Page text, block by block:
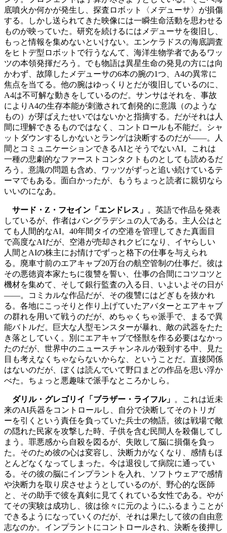
底噴火か何かが発生し、探査ロボット〈メデューサ〉が損傷
する。しかし送られてきた映像には一瞬生命活動を思わせる
ものが映っていた。研究を続けるにはメデューサを復旧し、
もっと情報を集めないといけない。エンケラドスの海底調査
をヒトデ型ロボットで行うなんて、海洋生物学者であるワッ
ツの本領発揮だろう。でも物語は異星生命の発見の方には向
かわず、故障したメデューサの6本の腕の1つ、A4の異常に
焦点を当てる。他の腕はゆっくりとだが復旧しているのに、
A4は不可解な動きをしているのだ。サンサはそれを、事故
によりA4の生存本能が刺激されて創発的に意識（のような
もの）が芽ばえたせいではないかと指摘する。だがそれは人
間に理解できるものではなく、コントロールも不能だ。シャ
ットダウンするしかないとランゲは決断するのだが――。人
間とコミュニケーションできるAIとそうでないAI。これは
一種の悲劇的なファーストコンタクトものとしても読めるだ
ろう。意識の問題も含め、ワッツがずっと追い続けているテ
ーマでもある。面白かったが、もうちょっと読者に親切なら
いいのになあ。
サード・Z・フセイン「エンドレス」 。英語で作品を発表
しているが、作者はバングラデシュの人である。主人公はと
ても人間的なAI。40年間タイの空港を管理してきた真面目
で高度なAIだが、空港が売却されクビになり、イヤらしい
人間とAIの株主にお情けでずっと格下の仕事を与えられ
る。廃車寸前のエアキャブ20万台の航空管制の仕事だ。彼は
その悪徳資本家たちに復讐を誓い、仕事の合間にコツコツと
機材を集めて、そして銀行監査の入る日、いよいよその日が
――。コミカルな作品だが、その復讐にはどぎもを抜かれ
る。各地にこっそりと作り上げていたアバターとエアキャブ
の群れを用いて戦うのだが、めちゃくちゃ派手で、まるで異
能バトルだ。巨大な人型モンスターが暴れ、敵の武器をたた
き落としていく。別にエアキャブで怪獣を作る必要はなかっ
たのだが、世界中のニュースチャンネルが殺到する中、見た
目も考えなくちゃならないからな、ということだ。直接関係
はないのだが、ぼくは読んでいて野口まどの作品を思い浮か
べた。ちょっと悪趣味で派手なところかしら。
ダリル・グレゴリイ「ブラザー・ライフル」 。これは近未
来のAI兵器をコントロールし、自分で決断してそのトリガ
ーを引くという責任を負っていた兵士の物語。彼は戦場で敵
の隠れた民家を攻撃した時、子供を含む民間人を殺傷してし
まう。罪悪感から自殺を図るが、失敗して脳に損傷を負っ
た。そのため彼の心は変容し、決断力がなくなり、感情もほ
とんどなくなってしまった。今は退役して病院に通ってい
る。その彼の脳にインプラントを入れ、ソフトウェアで感情
や決断力を取り戻させようとしているのが、野心的な医師
と、その助手で彼を真剣に見てくれている女性である。やが
てその実験は成功し、彼は徐々に元のようにふるまうことが
できるようになっていくのだが、それは果たして彼の自由意
志なのか。インプラントにコントロールされ、決断を後押し